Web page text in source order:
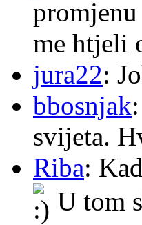
me htjeli
jura22:
bbosnjak
svijeta.
Riba:
U tom